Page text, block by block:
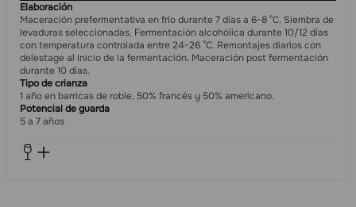
Elaboración
Maceración prefermentativa en frío durante 7 días a 6-8 °C. Siembra de
levaduras seleccionadas. Fermentación alcohólica durante 10/12 días
con temperatura controlada entre 24-26 °C. Remontajes diarios con
delestage al inicio de la fermentación. Maceración post fermentación
durante 10 días.
Tipo de crianza
1 año en barricas de roble, 50% francés y 50% americano.
Potencial de guarda
5 a 7 años